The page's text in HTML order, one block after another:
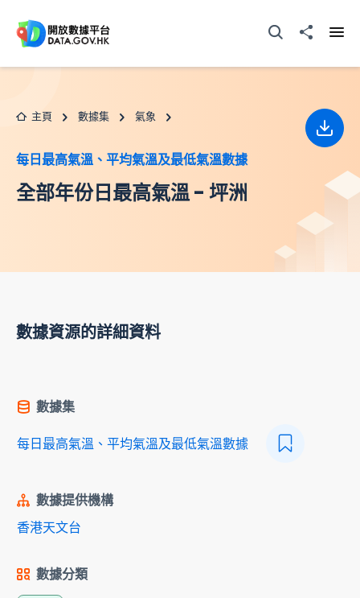
打開搜尋器分享至
主頁 數據集 氣象
每日最高氣溫、平均氣溫及最低氣溫數據
全部年份日最高氣溫 - 坪洲
下載
數據資源的詳細資料
數據集
每日最高氣溫、平均氣溫及最低氣溫數據
數據提供機構
香港天文台
數據分類